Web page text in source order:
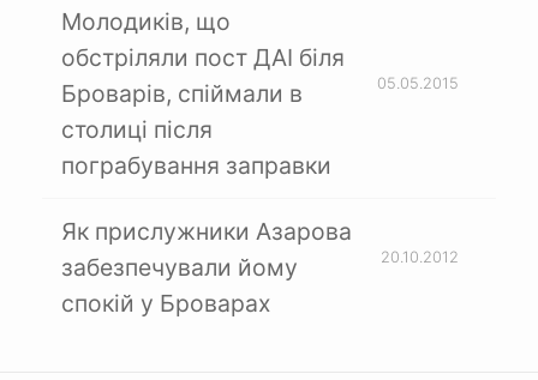
Молодиків, що
обстріляли пост ДАІ біля
Броварів, спіймали в
столиці після
пограбування заправки
05.05.2015
Як прислужники Азарова
забезпечували йому
спокій у Броварах
20.10.2012